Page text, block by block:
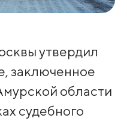
утвердил
заключенное
области
судебного